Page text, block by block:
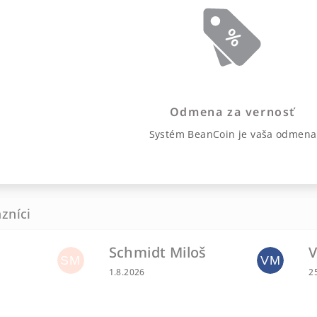
Odmena za vernosť
Systém BeanCoin je vaša odmena
je 0 z 5 hviezdičiek.
SM Schmidt Miloš
Hodnotenie obchodu je 5 z 5 hviezdičiek.
1.8.2026
VM